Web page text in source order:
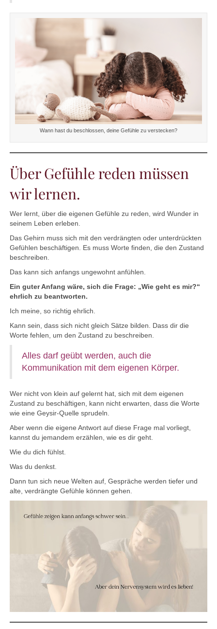
Wann hast du beschlossen, deine Gefühle zu verstecken?
Über Gefühle reden müssen
wir lernen.
Wer lernt, über die eigenen Gefühle zu reden, wird Wunder in
seinem Leben erleben.
Das Gehirn muss sich mit den verdrängten oder unterdrückten
Gefühlen beschäftigen. Es muss Worte finden, die den Zustand
beschreiben.
Das kann sich anfangs ungewohnt anfühlen.
Ein guter Anfang wäre, sich die Frage: „Wie geht es mir?“
ehrlich zu beantworten.
Ich meine, so richtig ehrlich.
Kann sein, dass sich nicht gleich Sätze bilden. Dass dir die
Worte fehlen, um den Zustand zu beschreiben.
Alles darf geübt werden, auch die
Kommunikation mit dem eigenen Körper.
Wer nicht von klein auf gelernt hat, sich mit dem eigenen
Zustand zu beschäftigen, kann nicht erwarten, dass die Worte
wie eine Geysir-Quelle sprudeln.
Aber wenn die eigene Antwort auf diese Frage mal vorliegt,
kannst du jemandem erzählen, wie es dir geht.
Wie du dich fühlst.
Was du denkst.
Dann tun sich neue Welten auf, Gespräche werden tiefer und
alte, verdrängte Gefühle können gehen.